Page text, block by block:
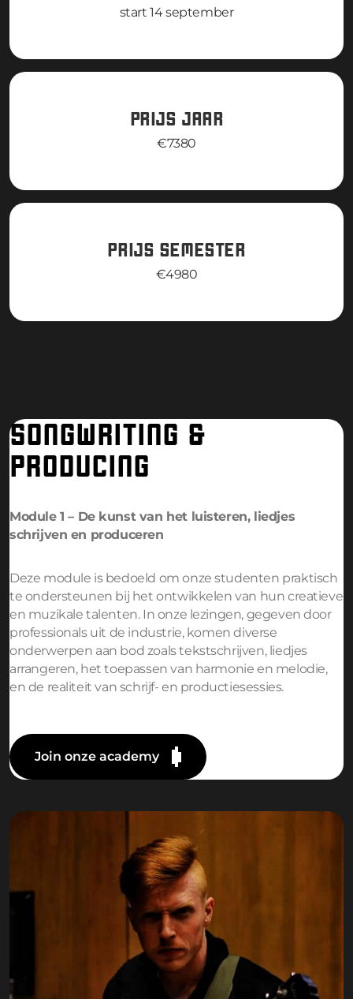
start 14 september
PRIJS JAAR
€7380
PRIJS SEMESTER
€4980
SONGWRITING &
PRODUCING
Module 1 – De kunst van het luisteren, liedjes
schrijven en produceren
Deze module is bedoeld om onze studenten praktisch
te ondersteunen bij het ontwikkelen van hun creatieve
en muzikale talenten. In onze lezingen, gegeven door
professionals uit de industrie, komen diverse
onderwerpen aan bod zoals tekstschrijven, liedjes
arrangeren, het toepassen van harmonie en melodie,
en de realiteit van schrijf- en productiesessies.
Join onze academy